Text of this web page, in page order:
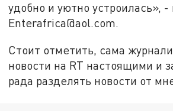
удобно и уютно устроилась»,
Enterafrica@aol.com.
Стоит отметить, сама
новости на RT настоящими и
рада разделять новости от